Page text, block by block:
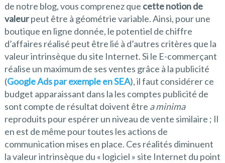
de notre blog, vous comprenez que cette notion de
valeurpeut être à géométrie variable. Ainsi, pour une
boutique en ligne donnée, le potentiel de chiffre
d’affaires réalisé peut être lié à d’autres critères que la
valeur intrinsèque du site Internet. Si le E-commerçant
réalise un maximum de ses ventes grâce à la publicité
(Google Ads par exemple en SEA), il faut considérer ce
budget apparaissant dans la les comptes publicité de
sont compte de résultat doivent être a minima
reproduits pour espérer un niveau de vente similaire ; Il
en est de même pour toutes les actions de
communication mises en place. Ces réalités diminuent
la valeur intrinsèque du « logiciel » site Internet du point